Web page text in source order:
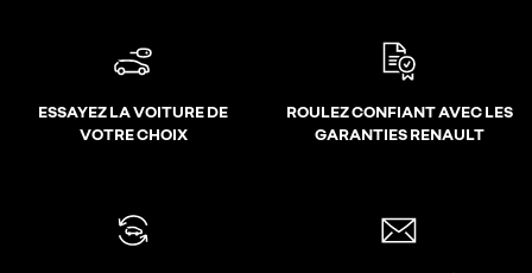
ESSAYEZ LA VOITURE DE
VOTRE CHOIX
ROULEZ CONFIANT AVEC LES
GARANTIES RENAULT